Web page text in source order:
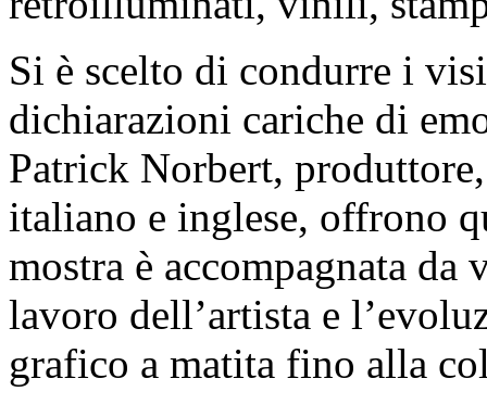
Si è scelto di condurre i
dichiarazioni cariche di
Patrick Norbert,
italiano e inglese, offrono
mostra è accompagnata
lavoro dell’artista e
grafico a matita fino alla